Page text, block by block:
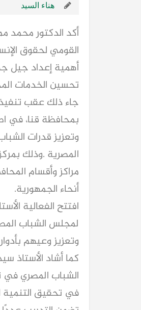
هناء السيد
أكد الدكتور
القومي لحقوق
أهمية إعداد جيل
تحسين الخدمات
جاء ذلك عقب
بمحافظة قنا، في
وتعزيز قدرات
مراكز وأقسام
أنحاء الجمهورية.
افتتح الفعالية
لمجلس الشباب
وتعزيز وعيهم
كما أشاد الأستاذ
الشباب المصري في
في تحقيق التنمية